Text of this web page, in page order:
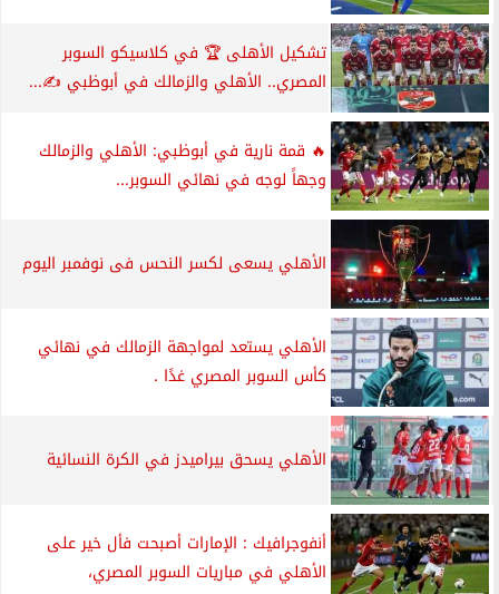
تشكيل الأهلى 🏆 في كلاسيكو السوبر
المصري.. الأهلي والزمالك في أبوظبي ✍️...
🔥 قمة نارية في أبوظبي: الأهلي والزمالك
وجهاً لوجه في نهائي السوبر...
الأهلي يسعى لكسر النحس فى نوفمبر اليوم
الأهلي يستعد لمواجهة الزمالك في نهائي
كأس السوبر المصري غدًا .
الأهلي يسحق بيراميدز في الكرة النسائية
أنفوجرافيك : الإمارات أصبحت فأل خير على
الأهلي في مباريات السوبر المصري،